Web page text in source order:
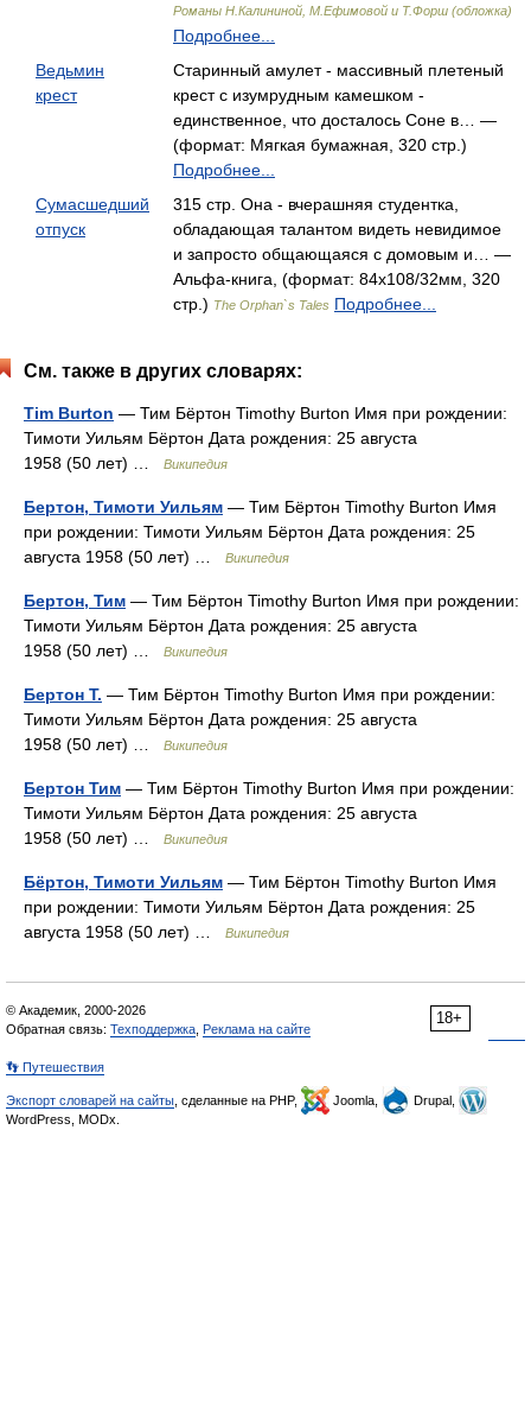
Романы Н.Калининой, М.Ефимовой и Т.Форш (обложка)
Подробнее...
Ведьмин
крест
Старинный амулет - массивный плетеный
крест с изумрудным камешком -
единственное, что досталось Соне в… —
(формат: Мягкая бумажная, 320 стр.)
Подробнее...
Сумасшедший
отпуск
315 стр. Она - вчерашняя студентка,
обладающая талантом видеть невидимое
и запросто общающаяся с домовым и… —
Альфа-книга, (формат: 84x108/32мм, 320
стр.) The Orphan`s Tales Подробнее...
См. также в других словарях:
Tim Burton — Тим Бёртон Timothy Burton Имя при рождении:
Тимоти Уильям Бёртон Дата рождения: 25 августа
1958 (50 лет) …
Википедия
Бертон, Тимоти Уильям — Тим Бёртон Timothy Burton Имя
при рождении: Тимоти Уильям Бёртон Дата рождения: 25
августа 1958 (50 лет) …
Википедия
Бертон, Тим — Тим Бёртон Timothy Burton Имя при рождении:
Тимоти Уильям Бёртон Дата рождения: 25 августа
1958 (50 лет) …
Википедия
Бертон Т. — Тим Бёртон Timothy Burton Имя при рождении:
Тимоти Уильям Бёртон Дата рождения: 25 августа
1958 (50 лет) …
Википедия
Бертон Тим — Тим Бёртон Timothy Burton Имя при рождении:
Тимоти Уильям Бёртон Дата рождения: 25 августа
1958 (50 лет) …
Википедия
Бёртон, Тимоти Уильям — Тим Бёртон Timothy Burton Имя
при рождении: Тимоти Уильям Бёртон Дата рождения: 25
августа 1958 (50 лет) …
Википедия
18+
© Академик, 2000-2026
Обратная связь: Техподдержка Реклама на сайте
👣 Путешествия
Экспорт словарей на сайты , сделанные на PHP, Joomla,
Drupal,
WordPress, MODx.